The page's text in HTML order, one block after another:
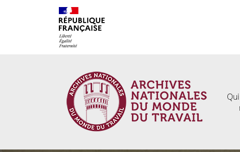
Cookies management panel